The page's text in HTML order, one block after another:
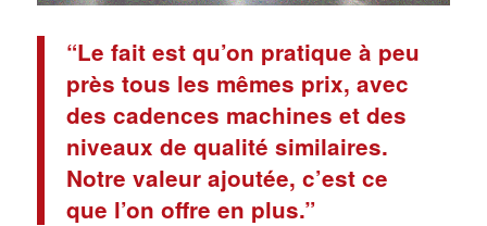
“Le fait est qu’on pratique à peu
près tous les mêmes prix, avec
des cadences machines et des
niveaux de qualité similaires.
Notre valeur ajoutée, c’est ce
que l’on offre en plus.”